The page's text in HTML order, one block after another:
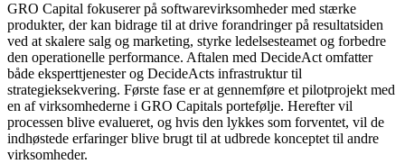
GRO Capital fokuserer på softwarevirksomheder med stærke
produkter, der kan bidrage til at drive forandringer på resultatsiden
ved at skalere salg og marketing, styrke ledelsesteamet og forbedre
den operationelle performance. Aftalen med DecideAct omfatter
både eksperttjenester og DecideActs infrastruktur til
strategieksekvering. Første fase er at gennemføre et pilotprojekt med
en af virksomhederne i GRO Capitals portefølje. Herefter vil
processen blive evalueret, og hvis den lykkes som forventet, vil de
indhøstede erfaringer blive brugt til at udbrede konceptet til andre
virksomheder.